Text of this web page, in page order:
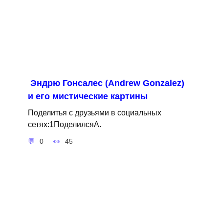
Эндрю Гонсалес (Andrew Gonzalez)
и его мистические картины
Поделитья с друзьями в социальных
сетях:1ПоделилсяA.
0 45